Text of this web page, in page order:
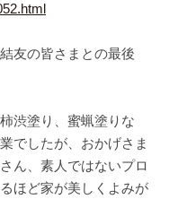
友の皆さまとの最後
渋塗り、蜜蝋塗りな
でしたが、おかげさま
ん、素人ではないプロ
ほど家が美しくよみが